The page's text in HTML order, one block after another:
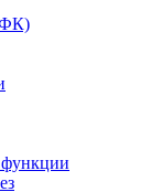
функции